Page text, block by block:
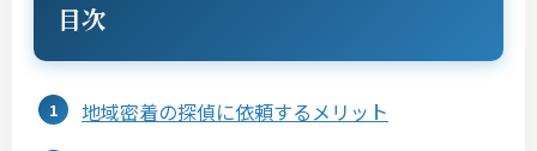
目次
地域密着の探偵に依頼するメリット